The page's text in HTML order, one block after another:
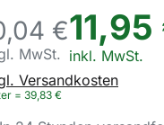
04 €
MwSt.
11,95
Steuerhinweis:
inkl. MwSt.
Versandkosten
= 39 83 €